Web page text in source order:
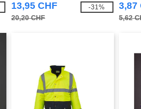
13,95 CHF
20,20 CHF
-31% 3,87
5,62